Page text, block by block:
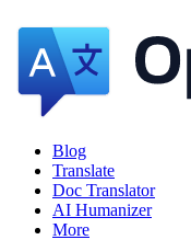
Blog
Translate
Doc Translator
AI Humanizer
More